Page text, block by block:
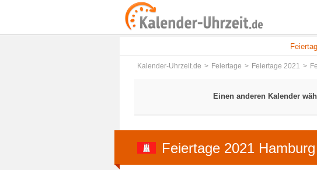
Kalender-Uhrzeit.de Feiertage Feiertage 2021
Einen anderen Kalender
Feiertage 2021 Hamburg